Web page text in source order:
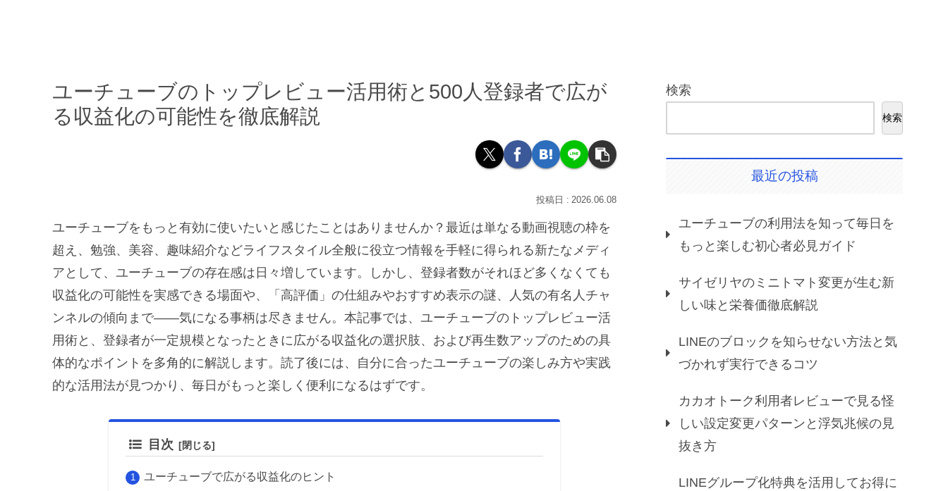
ユーチューブのトップレビュー活用術と500人登録者で広が
る収益化の可能性を徹底解説
2026.06.08
ユーチューブをもっと有効に使いたいと感じたことはありませんか？最近は単なる動画視聴の枠を
超え、勉強、美容、趣味紹介などライフスタイル全般に役立つ情報を手軽に得られる新たなメディ
アとして、ユーチューブの存在感は日々増しています。しかし、登録者数がそれほど多くなくても
収益化の可能性を実感できる場面や、「高評価」の仕組みやおすすめ表示の謎、人気の有名人チャ
ンネルの傾向まで——気になる事柄は尽きません。本記事では、ユーチューブのトップレビュー活
用術と、登録者が一定規模となったときに広がる収益化の選択肢、および再生数アップのための具
体的なポイントを多角的に解説します。読了後には、自分に合ったユーチューブの楽しみ方や実践
的な活用法が見つかり、毎日がもっと楽しく便利になるはずです。
目次
ユーチューブで広がる収益化のヒント
検索
検索
最近の投稿
ユーチューブの利用法を知って毎日を
もっと楽しむ初心者必見ガイド
サイゼリヤのミニトマト変更が生む新
しい味と栄養価徹底解説
LINEのブロックを知らせない方法と気
づかれず実行できるコツ
カカオトーク利用者レビューで見る怪
しい設定変更パターンと浮気兆候の見
抜き方
LINEグループ化特典を活用してお得に